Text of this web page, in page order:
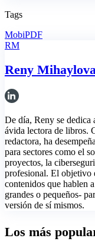
Tags
MobiPDF
RM
Reny Mihaylova
De día, Reny se dedica
ávida lectora de libros.
redactora, ha
para sectores como el
proyectos, la
profesional. El objetivo
contenidos que hablen
grandes o pequeños-
versión de sí mismos.
Los más